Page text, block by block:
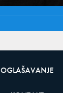
OGLAŠAVANJE